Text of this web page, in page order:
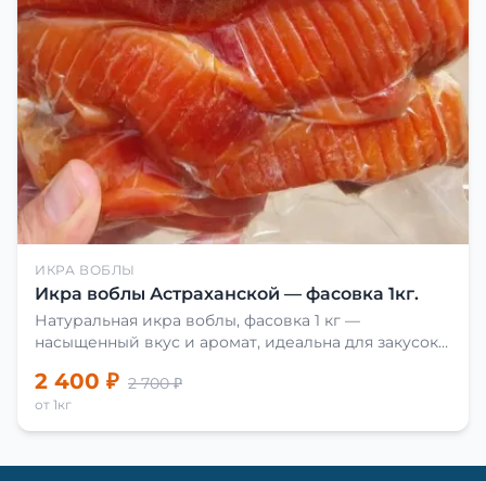
ИКРА ВОБЛЫ
Икра воблы Астраханской — фасовка 1кг.
Натуральная икра воблы, фасовка 1 кг —
насыщенный вкус и аромат, идеальна для закусок
2 400 ₽ 2 700 ₽
от 1кг